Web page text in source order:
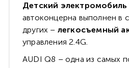
Детский электромобиль
автоконцерна выполнен в
других – легкосъемный
управления 2.4G.
AUDI Q8 – одна из самых